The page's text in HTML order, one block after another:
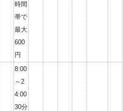
時間
帯で
最大
600
円
8:00
～2
4:00
30分